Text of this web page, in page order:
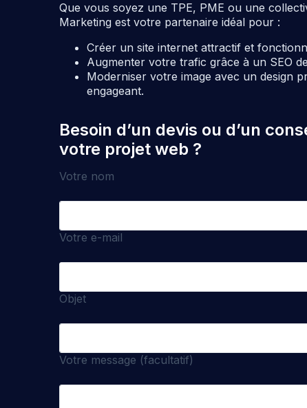
Que vous soyez une TPE, PME ou une
Marketing est votre partenaire idéal pour :
Créer un site internet attractif et
Augmenter votre trafic grâce à un SEO
Moderniser votre image avec un design
engageant.
Besoin d’un devis ou d’un
votre projet web ?
Votre nom
Votre e-mail
Objet
Votre message (facultatif)